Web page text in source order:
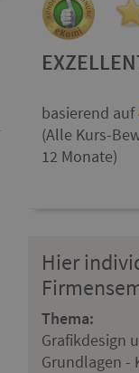
basierend auf
(Alle Kurs-
12 Monate)
Hier
Thema:
Grafikdesign
Grundlagen -